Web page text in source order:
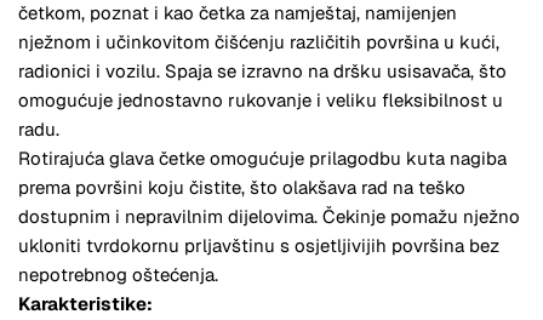
četkom, poznat i kao četka za namještaj, namijenjen
nježnom i učinkovitom čišćenju različitih površina u kući,
radionici i vozilu. Spaja se izravno na dršku usisavača, što
omogućuje jednostavno rukovanje i veliku fleksibilnost u
radu.
Rotirajuća glava četke omogućuje prilagodbu kuta nagiba
prema površini koju čistite, što olakšava rad na teško
dostupnim i nepravilnim dijelovima. Čekinje pomažu nježno
ukloniti tvrdokornu prljavštinu s osjetljivijih površina bez
nepotrebnog oštećenja.
Karakteristike: